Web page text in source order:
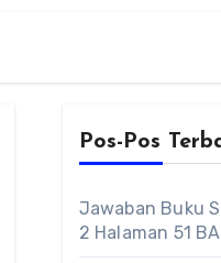
Pos-Pos
Jawaban Buku
2 Halaman 51